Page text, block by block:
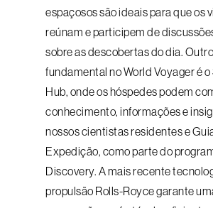
espaçosos são ideais para que os
reúnam e participem de
sobre as descobertas do dia.
fundamental no World Voyager é
Hub, onde os hóspedes podem
conhecimento, informações e
nossos cientistas residentes e
Expedição, como parte do
Discovery. A mais recente
propulsão Rolls-Royce garante